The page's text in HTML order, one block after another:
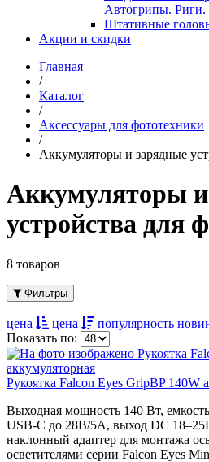
Автогрипы. Риги.
Штативные
Акции и скидки
Главная
/
Каталог
/
Аксессуары для фототехники
/
Аккумуляторы и зарядные
Аккумуляторы
устройства для
8 товаров
Фильтры
цена цена популярность
Показать по:
Рукоятка Falcon Eyes GripBP 140W
Выходная мощность 140 Вт,
USB-C до 28В/5А, выход DC
наклонный адаптер для монтажа
осветителями серии Falcon Eyes